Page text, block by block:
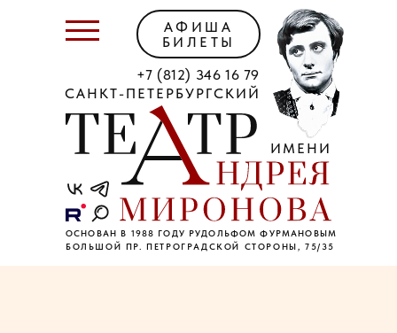
САНКТ-ПЕТЕРБУРГСКИЙ
ИМЕНИ
ОСНОВАН В 1988 ГОДУ РУДОЛЬФОМ ФУРМАНОВЫМ
+7 (812) 346 16 79
БОЛЬШОЙ ПР. ПЕТРОГРАДСКОЙ СТОРОНЫ, 75/35
АФИША
БИЛЕТЫ